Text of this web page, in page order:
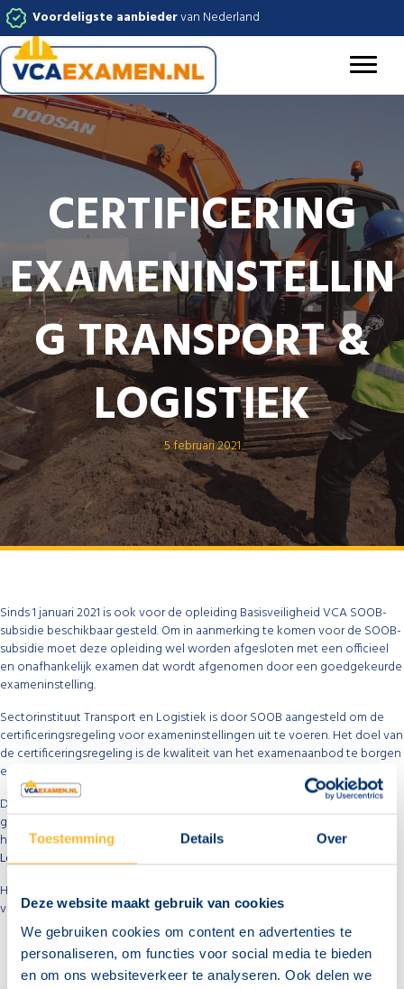
Toestemming Details Over
Deze website maakt gebruik van cookies
We gebruiken cookies om content en advertenties te
personaliseren, om functies voor social media te bieden
en om ons websiteverkeer te analyseren. Ook delen we
Voordeligste aanbiedervan Nederland
CERTIFICERING
EXAMENINSTELLIN
G TRANSPORT &
LOGISTIEK
5 februari 2021
Sinds 1 januari 2021 is ook voor de opleiding Basisveiligheid VCA SOOB-
subsidie beschikbaar gesteld. Om in aanmerking te komen voor de SOOB-
subsidie moet deze opleiding wel worden afgesloten met een officieel
en onafhankelijk examen dat wordt afgenomen door een goedgekeurde
exameninstelling.
Sectorinstituut Transport en Logistiek is door SOOB aangesteld om de
certificeringsregeling voor exameninstellingen uit te voeren. Het doel van
de certificeringsregeling is de kwaliteit van het examenaanbod te borgen
en transparant te maken.
De organisatie achter VCAExamen.nl – CBEX – voldoet aan de eisen die
gesteld zijn aan de certificering. Sectorinstituut Transport en Logistiek
heeft ons het certificaat
‘Gecertificeerd exameninstelling Transport &
Logistiek’verstrekt.
Het overzicht en de certificering van het SOOB Subidiepunt zijn terug te
vinden op hetonline overzicht van SOOB